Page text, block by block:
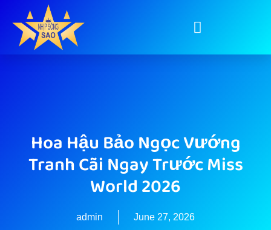
Hoa Hậu Bảo Ngọc Vướng
Tranh Cãi Ngay Trước Miss
World 2026
admin June 27, 2026